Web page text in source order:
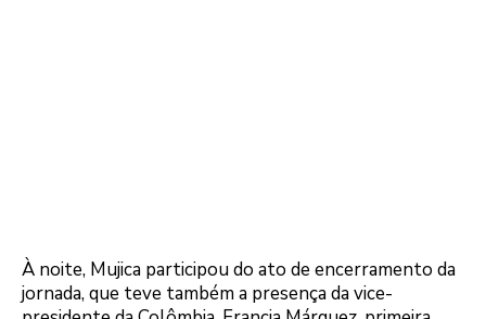
À noite, Mujica participou do ato de encerramento da
jornada, que teve também a presença da vice-